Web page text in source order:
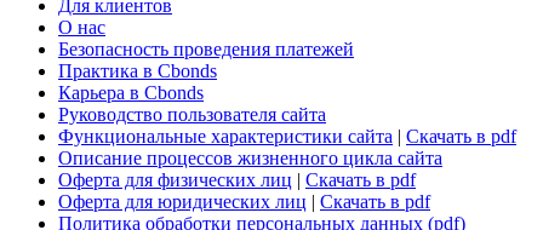
Для клиентов
О нас
Безопасность проведения платежей
Практика в Cbonds
Карьера в Cbonds
Руководство пользователя сайта
Функциональные характеристики сайта | Скачать в pdf
Описание процессов жизненного цикла сайта
Оферта для физических лиц | Скачать в pdf
Оферта для юридических лиц | Скачать в pdf
Политика обработки персональных данных (pdf)